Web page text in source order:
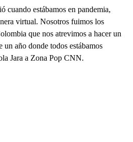
cuando estábamos en pandemia,
virtual. Nosotros fuimos los
que nos atrevimos a hacer un
año donde todos estábamos
Jara a Zona Pop CNN.